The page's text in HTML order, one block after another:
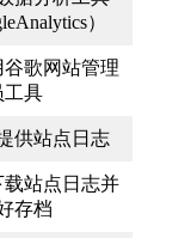
）
歌网站管理
工具
供站点日志
站点日志并
存档